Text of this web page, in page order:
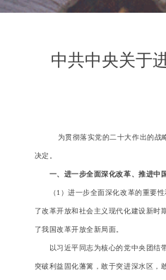
中共中央关于
为贯彻落实党的二十大作出的
决定。
一、进一步全面深化改革、推进中
（1）进一步全面深化改革的重要性
了改革开放和社会主义现代化建设新时
了我国改革开放全新局面。
以习近平同志为核心的党中央团结带
突破利益固化藩篱，敢于突进深水区，